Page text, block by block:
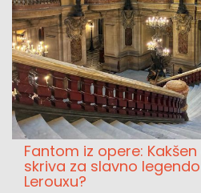
Fantom iz opere:
skriva za slavno
Lerouxu?